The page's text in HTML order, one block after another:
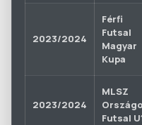
2023/2024
Férfi
Futsal
Magyar
Kupa
2023/2024
MLSZ
Futsal